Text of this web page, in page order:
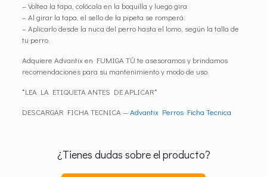
– Voltea la tapa, colócala en la boquilla y luego gira.
– Al girar la tapa, el sello de la pipeta se romperá.
– Aplicarlo desde la nuca del perro hasta el lomo, según la talla de
tu perro.
Adquiere Advantix en FUMIGA TÚ te asesoramos y brindamos
recomendaciones para su mantenimiento y modo de uso.
*LEA LA ETIQUETA ANTES DE APLICAR*
DESCARGAR FICHA TECNICA —Advantix Perros Ficha Tecnica
¿Tienes dudas sobre el producto?